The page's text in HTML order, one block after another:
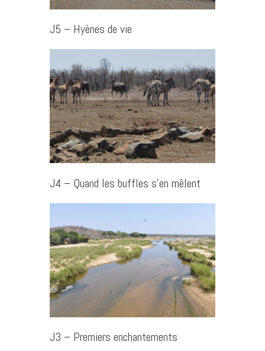
J5 – Hyènes de vie
J4 – Quand les buffles s’en mêlent
J3 – Premiers enchantements